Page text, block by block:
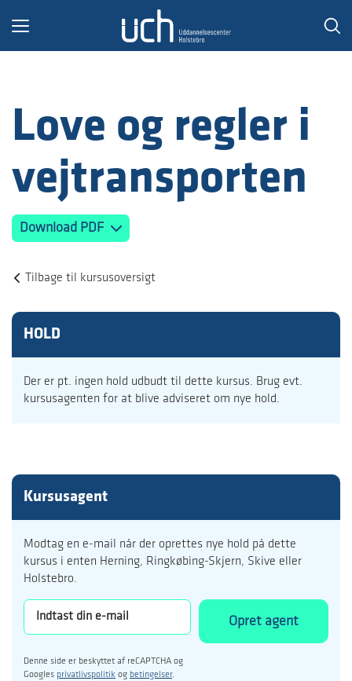
Toggle
Love og regler i
vejtransporten
Download PDF
Tilbage til kursusoversigt
HOLD
Der er pt. ingen hold udbudt til dette kursus. Brug evt.
kursusagenten for at blive adviseret om nye hold.
Kursusagent
Modtag en e-mail når der oprettes nye hold på dette
kursus i enten Herning, Ringkøbing-Skjern, Skive eller
Holstebro.
Opret agent
Denne side er beskyttet af reCAPTCHA og
Googles privatlivspolitik og betingelser.